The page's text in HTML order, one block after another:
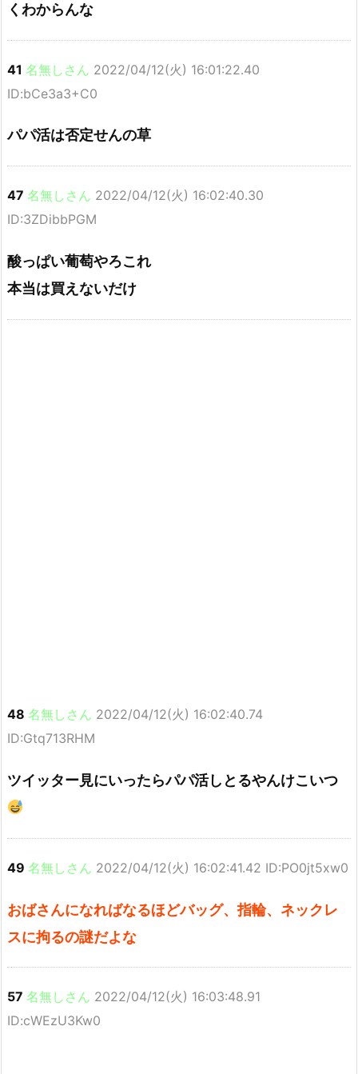
くわからんな
41 名無しさん 2022/04/12(火) 16:01:22.40
ID:bCe3a3+C0
パパ活は否定せんの草
47 名無しさん 2022/04/12(火) 16:02:40.30
ID:3ZDibbPGM
酸っぱい葡萄やろこれ
本当は買えないだけ
48 名無しさん 2022/04/12(火) 16:02:40.74
ID:Gtq713RHM
ツイッター見にいったらパパ活しとるやんけこいつ
49 名無しさん 2022/04/12(火) 16:02:41.42 ID:PO0jt5xw0
おばさんになればなるほどバッグ、指輪、ネックレ
スに拘るの謎だよな
57 名無しさん 2022/04/12(火) 16:03:48.91
ID:cWEzU3Kw0